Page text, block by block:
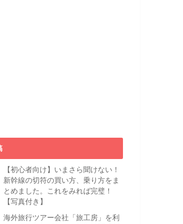
【初心者向け】いまさら聞けない！
新幹線の切符の買い方、乗り方をま
とめました。これをみれば完璧！
【写真付き】
海外旅行ツアー会社「旅工房」を利